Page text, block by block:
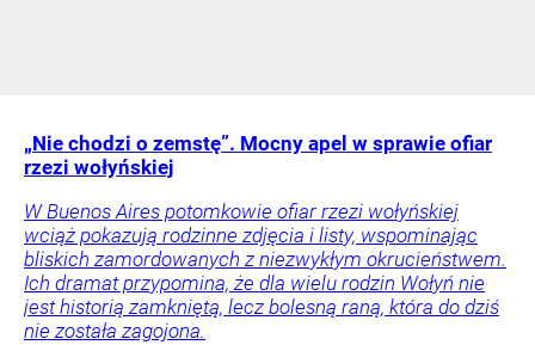
„Nie chodzi o zemstę”. Mocny apel w sprawie ofiar
rzezi wołyńskiej
W Buenos Aires potomkowie ofiar rzezi wołyńskiej
wciąż pokazują rodzinne zdjęcia i listy, wspominając
bliskich zamordowanych z niezwykłym okrucieństwem.
Ich dramat przypomina, że dla wielu rodzin Wołyń nie
jest historią zamkniętą, lecz bolesną raną, która do dziś
nie została zagojona.